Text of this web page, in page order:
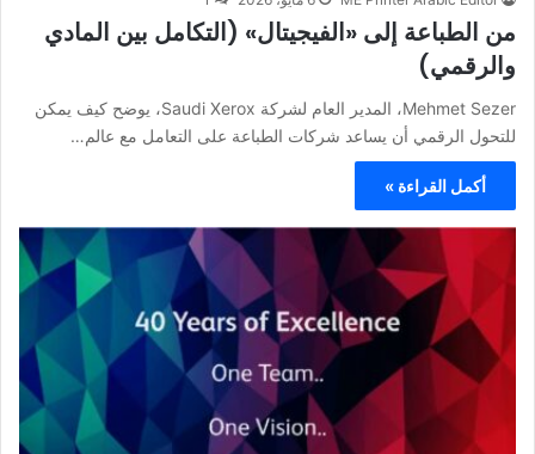
من الطباعة إلى «الفيجيتال» (التكامل بين المادي
والرقمي)
Mehmet Sezer، المدير العام لشركة Saudi Xerox، يوضح كيف يمكن
للتحول الرقمي أن يساعد شركات الطباعة على التعامل مع عالم…
أكمل القراءة »